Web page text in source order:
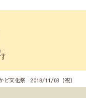
ど文化祭 2018/11/03（祝）